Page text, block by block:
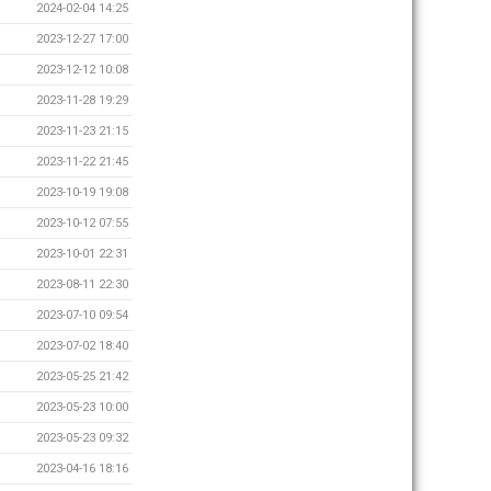
2024-02-04 14:25
2023-12-27 17:00
2023-12-12 10:08
2023-11-28 19:29
2023-11-23 21:15
2023-11-22 21:45
2023-10-19 19:08
2023-10-12 07:55
2023-10-01 22:31
2023-08-11 22:30
2023-07-10 09:54
2023-07-02 18:40
2023-05-25 21:42
2023-05-23 10:00
2023-05-23 09:32
2023-04-16 18:16